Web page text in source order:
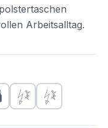
Arbeitsalltag.